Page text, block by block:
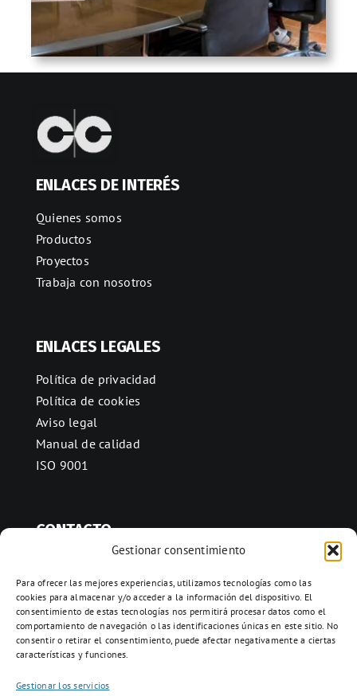
Gestionar consentimiento
Para ofrecer las mejores experiencias, utilizamos tecnologías como las
cookies para almacenar y/o acceder a la información del dispositivo. El
consentimiento de estas tecnologías nos permitirá procesar datos como el
comportamiento de navegación o las identificaciones únicas en este sitio. No
consentir o retirar el consentimiento, puede afectar negativamente a ciertas
características y funciones.
Gestionar los servicios
ENLACES DE INTERÉS
Quienes somos
Productos
Proyectos
Trabaja con nosotros
ENLACES LEGALES
Política de privacidad
Política de cookies
Aviso legal
Manual de calidad
ISO 9001
CONTACTO
08280 Calaf, Barcelona
938 69 82 50
info@ceramicascalaf.com